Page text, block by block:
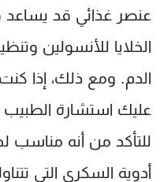
عنصر غذائي قد
الخلايا للأنسولين
الدم. ومع ذلك، إذا
عليك استشارة الطبيب
للتأكد من أنه مناسب
أدوية السكري التي